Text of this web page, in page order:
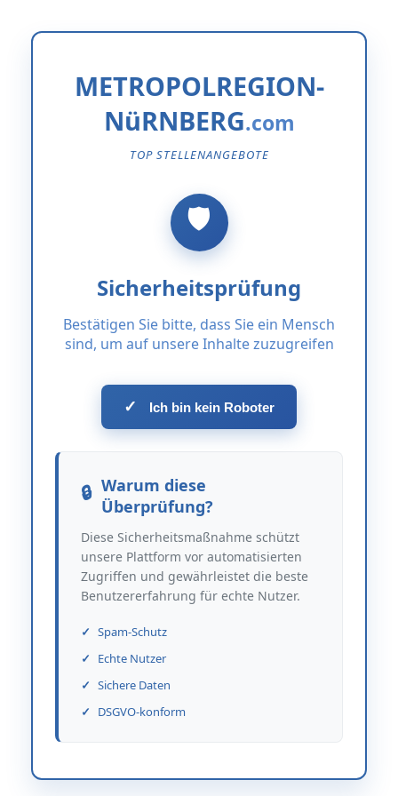
METROPOLREGION-
NüRNBERG
TOP STELLENANGEBOTE
Sicherheitsprüfung
Bestätigen Sie bitte, dass Sie ein Mensch
sind, um auf unsere Inhalte zuzugreifen
✓ Ich bin kein Roboter
Warum diese
Überprüfung?
Diese Sicherheitsmaßnahme schützt
unsere Plattform vor automatisierten
Zugriffen und gewährleistet die beste
Benutzererfahrung für echte Nutzer.
Spam-Schutz
Echte Nutzer
Sichere Daten
DSGVO-konform